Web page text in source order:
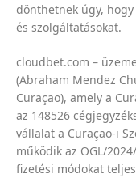
dönthetnek úgy,
és szolgáltatásokat.
cloudbet.com –
(Abraham Mendez
Curaçao), amely a
az 148526
vállalat a Curaçao-i
működik az OGL/
fizetési módokat